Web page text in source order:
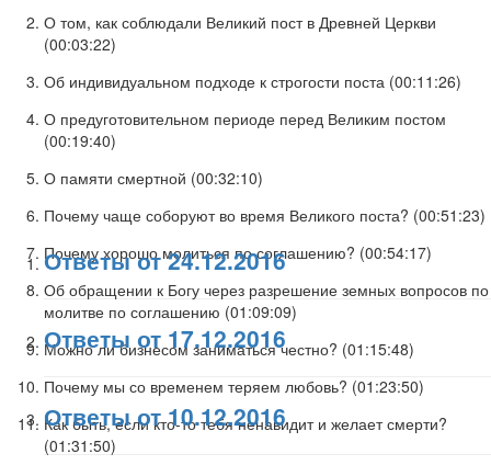
О том, как соблюдали Великий пост в Древней Церкви
(00:03:22)
Об индивидуальном подходе к строгости поста (00:11:26)
О предуготовительном периоде перед Великим постом
(00:19:40)
О памяти смертной (00:32:10)
Почему чаще соборуют во время Великого поста? (00:51:23)
Почему хорошо молиться по соглашению? (00:54:17)
Об обращении к Богу через разрешение земных вопросов по
молитве по соглашению (01:09:09)
Можно ли бизнесом заниматься честно? (01:15:48)
Почему мы со временем теряем любовь? (01:23:50)
Как быть, если кто-то тебя ненавидит и желает смерти?
(01:31:50)
Ответы от 24.12.2016
Ответы от 17.12.2016
Ответы от 10.12.2016